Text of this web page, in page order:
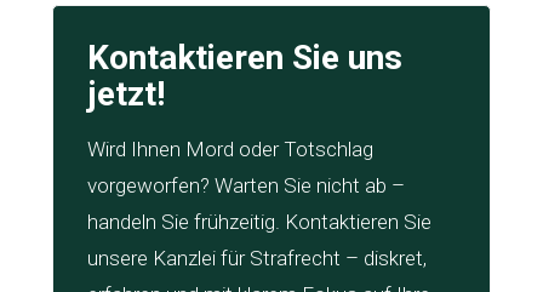
Kontaktieren Sie uns
jetzt!
Wird Ihnen Mord oder Totschlag
vorgeworfen? Warten Sie nicht ab –
handeln Sie frühzeitig. Kontaktieren Sie
unsere Kanzlei für Strafrecht – diskret,